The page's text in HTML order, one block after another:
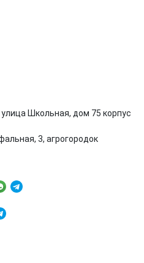
улица Школьная, дом 75 корпус
3, агрогородок